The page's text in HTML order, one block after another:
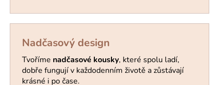
Nadčasový design
Tvoříme nadčasové kousky, které spolu ladí,
dobře fungují v každodenním životě a zůstávají
krásné i po čase.